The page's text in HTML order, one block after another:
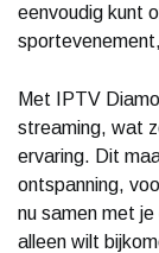
eenvoudig kunt
Met IPTV
streaming, wat
ervaring. Dit
ontspanning,
nu samen met
alleen wilt